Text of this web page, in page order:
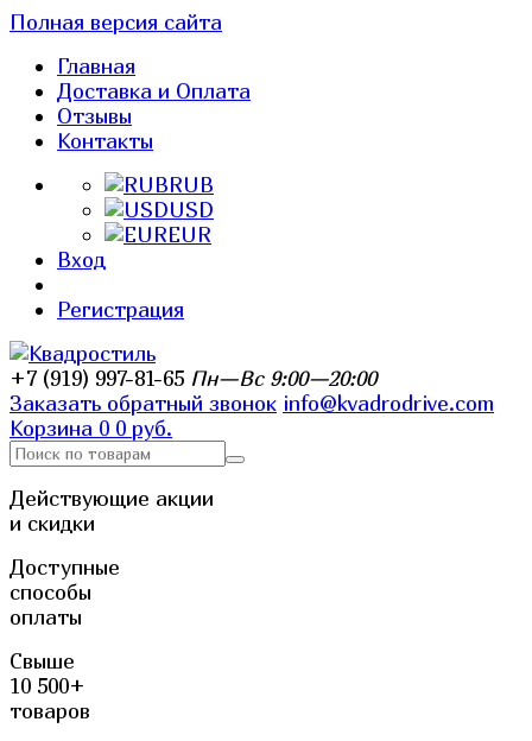
Полная версия сайта
Главная
Доставка и Оплата
Отзывы
Контакты
RUB
USD
EUR
Вход
Регистрация
+7 (919) 997-81-65 Пн—Вс 9:00—20:00
Заказать обратный звонок info@kvadrodrive.com
Корзина 0 0 руб.
Действующие акции
и скидки
Доступные
способы
оплаты
Свыше
10 500+
товаров